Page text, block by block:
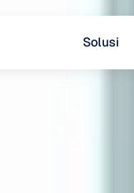
Solusi